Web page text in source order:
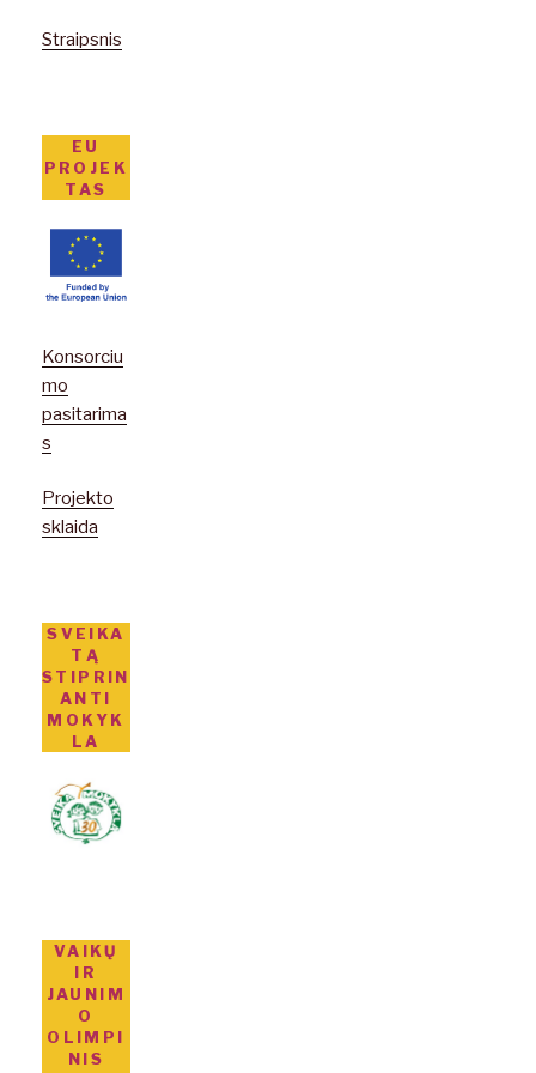
Straipsnis
EU
PROJEK
TAS
Konsorciu
mo
pasitarima
s
Projekto
sklaida
SVEIKA
TĄ
STIPRIN
ANTI
MOKYK
LA
VAIKŲ
IR
JAUNIM
O
OLIMPI
NIS